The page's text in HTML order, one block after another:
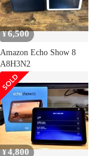
¥6,500
Amazon Echo Show 8
A8H3N2
¥4,800